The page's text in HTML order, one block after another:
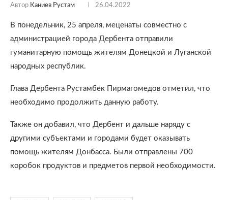
Автор Каниев Рустам 26.04.2022
В понедельник, 25 апреля, меценаты совместно с
администрацией города Дербента отправили
гуманитарную помощь жителям Донецкой и Луганской
народных республик.
Глава Дербента Рустамбек Пирмагомедов отметил, что
необходимо продолжить данную работу.
Также он добавил, что Дербент и дальше наряду с
другими субъектами и городами будет оказывать
помощь жителям Донбасса. Были отправлены 700
коробок продуктов и предметов первой необходимости.